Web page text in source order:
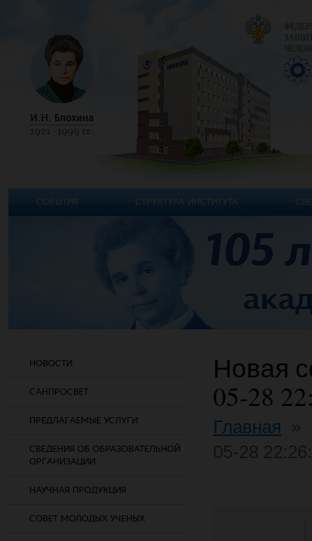
НОВОСТИ
САНПРОСВЕТ
ПРЕДЛАГАЕМЫЕ УСЛУГИ
СВЕДЕНИЯ ОБ ОБРАЗОВАТЕЛЬНОЙ
ОРГАНИЗАЦИИ
НАУЧНАЯ ПРОДУКЦИЯ
СОВЕТ МОЛОДЫХ УЧЕНЫХ
Новая
05-28
Главная
СОБЫТИЯ СТРУКТУРА ИНСТИТУТА